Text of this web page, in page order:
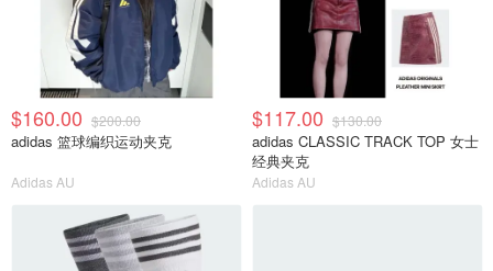
$160.00 $200.00
adidas 篮球编织运动夹克
Adidas AU
$117.00 $130.00
adidas CLASSIC TRACK TOP 女士
经典夹克
Adidas AU